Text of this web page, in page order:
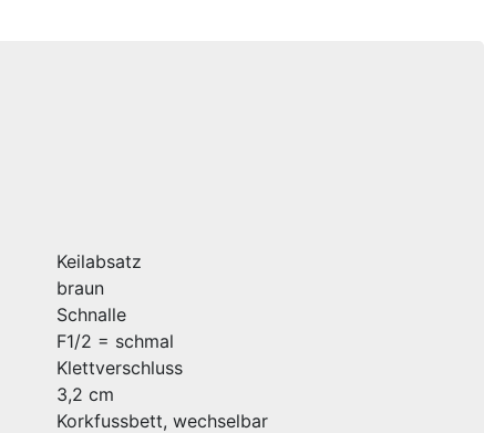
Keilabsatz
braun
Schnalle
F1/2 = schmal
Klettverschluss
3,2 cm
Korkfussbett, wechselbar